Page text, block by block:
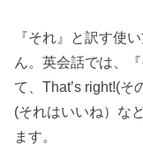
『それ』と訳す使
ん。英会話では、
て、That’s right!(
(それはいいね）な
ます。